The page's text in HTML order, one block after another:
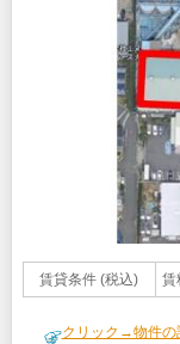
賃貸条件 (税込) 賃
クリック→物件の